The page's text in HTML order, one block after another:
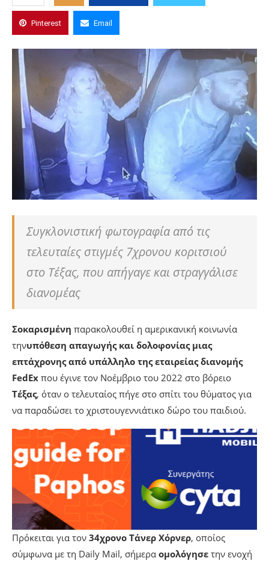
Pinterest Email
Συγκλονιστική φωτογραφία από τις
τελευταίες στιγμές 7χρονου κοριτσιού
στο Τέξας, που απήγαγε και στραγγάλισε
διανομέας
Σοκαρισμένη παρακολουθεί η αμερικανική κοινωνία
τηνυπόθεση απαγωγής και δολοφονίας μιας
επτάχρονης από υπάλληλο της εταιρείας διανομής
FedEx που έγινε τον Νοέμβριο του 2022 στο βόρειο
Τέξας, όταν ο τελευταίος πήγε στο σπίτι του θύματος για
να παραδώσει το χριστουγεννιάτικο δώρο του παιδιού.
Πρόκειται για τον 34χρονο Τάνερ Χόρνερ, οποίος
σύμφωνα με τη Daily Mail, σήμερα ομολόγησε την ενοχή